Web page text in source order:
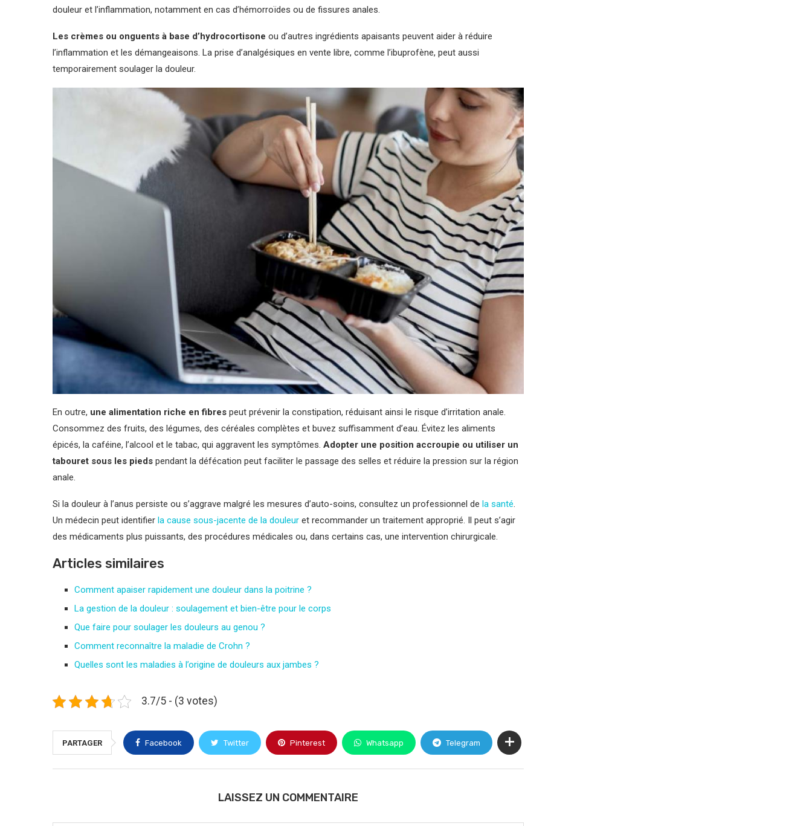
douleur et l’inflammation, notamment en cas d’hémorroïdes ou de fissures anales.
Les crèmes ou onguents à base d’hydrocortisone ou d’autres ingrédients apaisants peuvent aider à réduire
l’inflammation et les démangeaisons. La prise d’analgésiques en vente libre, comme l’ibuprofène, peut aussi
temporairement soulager la douleur.
En outre, une alimentation riche en fibres peut prévenir la constipation, réduisant ainsi le risque d’irritation anale.
Consommez des fruits, des légumes, des céréales complètes et buvez suffisamment d’eau. Évitez les aliments
épicés, la caféine, l’alcool et le tabac, qui aggravent les symptômes. Adopter une position accroupie ou utiliser un
tabouret sous les pieds pendant la défécation peut faciliter le passage des selles et réduire la pression sur la région
anale.
Si la douleur à l’anus persiste ou s’aggrave malgré les mesures d’auto-soins, consultez un professionnel de la santé.
Un médecin peut identifier la cause sous-jacente de la douleur et recommander un traitement approprié. Il peut s’agir
des médicaments plus puissants, des procédures médicales ou, dans certains cas, une intervention chirurgicale.
Articles similaires
Comment apaiser rapidement une douleur dans la poitrine ?
La gestion de la douleur : soulagement et bien-être pour le corps
Que faire pour soulager les douleurs au genou ?
Comment reconnaître la maladie de Crohn ?
Quelles sont les maladies à l’origine de douleurs aux jambes ?
3.7/5 - (3 votes)
PARTAGER Facebook Twitter Pinterest Whatsapp Telegram
LAISSEZ UN COMMENTAIRE